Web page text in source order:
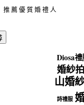
推薦優質婚禮人
Diosa禮
婚紗
山婚
詩禮服